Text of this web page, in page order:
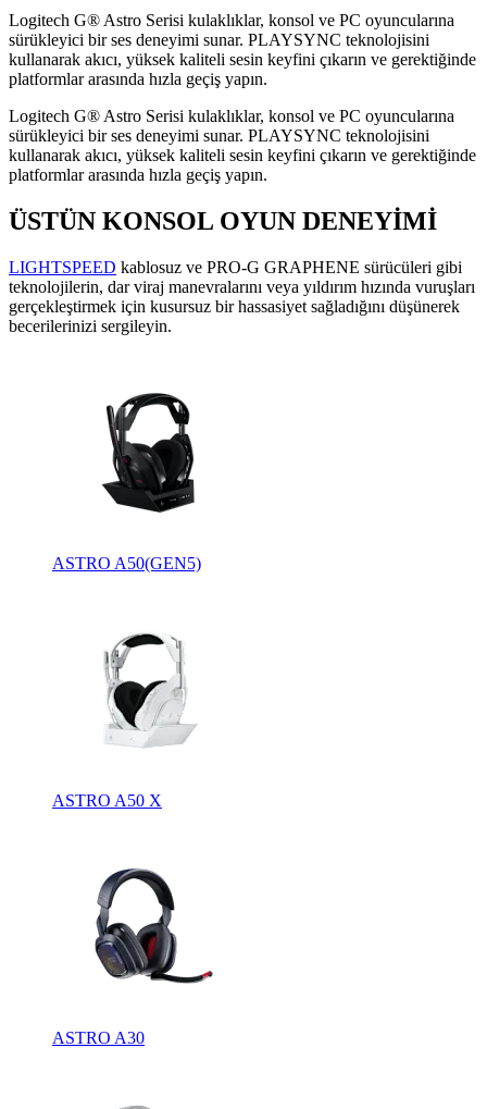
Logitech G® Astro Serisi kulaklıklar, konsol ve PC oyuncularına
sürükleyici bir ses deneyimi sunar. PLAYSYNC teknolojisini
kullanarak akıcı, yüksek kaliteli sesin keyfini çıkarın ve gerektiğinde
platformlar arasında hızla geçiş yapın.
Logitech G® Astro Serisi kulaklıklar, konsol ve PC oyuncularına
sürükleyici bir ses deneyimi sunar. PLAYSYNC teknolojisini
kullanarak akıcı, yüksek kaliteli sesin keyfini çıkarın ve gerektiğinde
platformlar arasında hızla geçiş yapın.
ÜSTÜN KONSOL OYUN DENEYİMİ
LIGHTSPEED kablosuz ve PRO-G GRAPHENE sürücüleri gibi
teknolojilerin, dar viraj manevralarını veya yıldırım hızında vuruşları
gerçekleştirmek için kusursuz bir hassasiyet sağladığını düşünerek
becerilerinizi sergileyin.
ASTRO A50(GEN5)
ASTRO A50 X
ASTRO A30